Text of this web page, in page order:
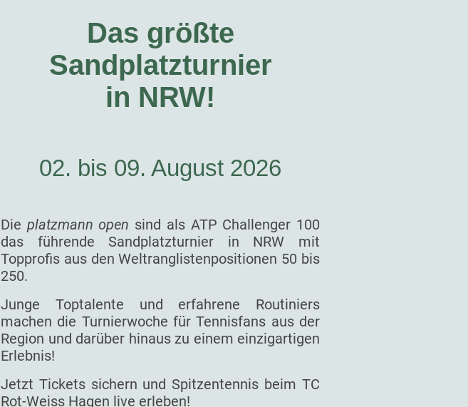
Das größte
Sandplatzturnier
in NRW!
02. bis 09. August 2026
Die platzmann open sind als ATP Challenger 100
das führende Sandplatzturnier in NRW mit
Topprofis aus den Weltranglistenpositionen 50 bis
250.
Junge Toptalente und erfahrene Routiniers
machen die Turnierwoche für Tennisfans aus der
Region und darüber hinaus zu einem einzigartigen
Erlebnis!
Jetzt Tickets sichern und Spitzentennis beim TC
Rot-Weiss Hagen live erleben!